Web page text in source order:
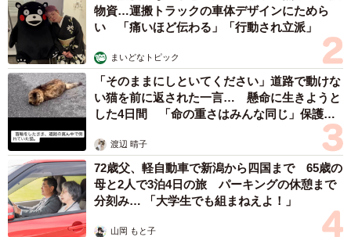
物資…運搬トラックの車体デザインにためら
い 「痛いほど伝わる」「行動され立派」
まいどなトピック
「そのままにしといてください」道路で動けな
い猫を前に返された一言… 懸命に生きようと
した4日間 「命の重さはみんな同じ」保護団
渡辺 晴子
72歳父、軽自動車で新潟から四国まで 65歳の
母と2人で3泊4日の旅 パーキングの休憩まで
分刻み… 「大学生でも組まねえよ！」
山岡 もと子